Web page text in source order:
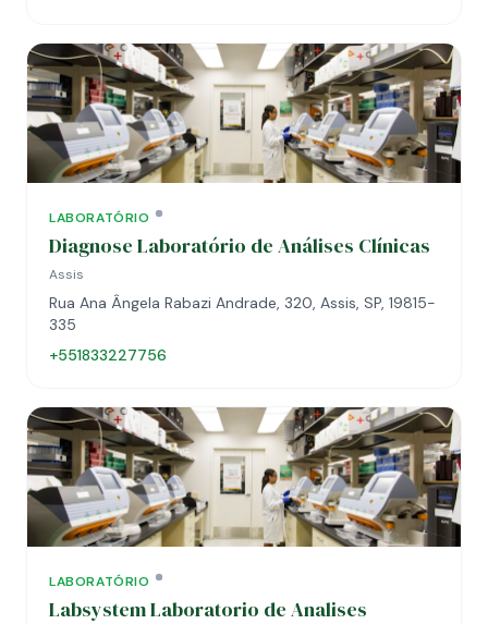
LABORATÓRIO
Diagnose Laboratório de Análises Clínicas
Assis
Rua Ana Ângela Rabazi Andrade, 320, Assis, SP, 19815-
335
+551833227756
LABORATÓRIO
Labsystem Laboratorio de Analises